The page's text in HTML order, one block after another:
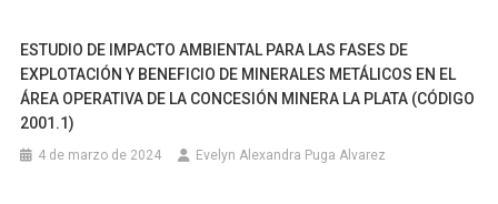
PIEDRA
CALIZA
PARA
UTILIZACIÓN
ESTUDIO DE IMPACTO AMBIENTAL PARA LAS FASES DE
EXPLOTACIÓN Y BENEFICIO DE MINERALES METÁLICOS EN EL
ÁREA OPERATIVA DE LA CONCESIÓN MINERA LA PLATA (CÓDIGO
2001.1)
4 de marzo de 2024 Evelyn Alexandra Puga Alvarez